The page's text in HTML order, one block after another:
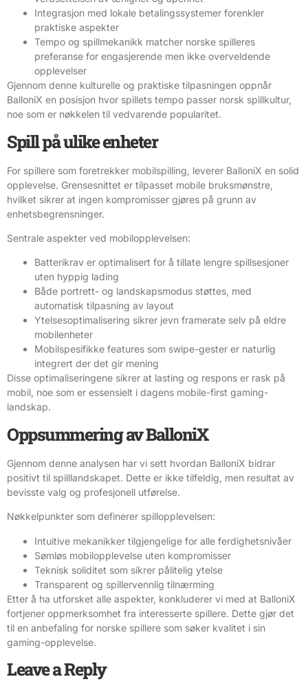
Integrasjon med lokale betalingssystemer forenkler
praktiske aspekter
Tempo og spillmekanikk matcher norske spilleres
preferanse for engasjerende men ikke overveldende
opplevelser
Gjennom denne kulturelle og praktiske tilpasningen oppnår
BalloniX en posisjon hvor spillets tempo passer norsk spillkultur,
noe som er nøkkelen til vedvarende popularitet.
Spill på ulike enheter
For spillere som foretrekker mobilspilling, leverer BalloniX en solid
opplevelse. Grensesnittet er tilpasset mobile bruksmønstre,
hvilket sikrer at ingen kompromisser gjøres på grunn av
enhetsbegrensninger.
Sentrale aspekter ved mobilopplevelsen:
Batterikrav er optimalisert for å tillate lengre spillsesjoner
uten hyppig lading
Både portrett- og landskapsmodus støttes, med
automatisk tilpasning av layout
Ytelsesoptimalisering sikrer jevn framerate selv på eldre
mobilenheter
Mobilspesifikke features som swipe-gester er naturlig
integrert der det gir mening
Disse optimaliseringene sikrer at lasting og respons er rask på
mobil, noe som er essensielt i dagens mobile-first gaming-
landskap.
Oppsummering av BalloniX
Gjennom denne analysen har vi sett hvordan BalloniX bidrar
positivt til spilllandskapet. Dette er ikke tilfeldig, men resultat av
bevisste valg og profesjonell utførelse.
Nøkkelpunkter som definerer spillopplevelsen:
Intuitive mekanikker tilgjengelige for alle ferdighetsnivåer
Sømløs mobilopplevelse uten kompromisser
Teknisk soliditet som sikrer pålitelig ytelse
Transparent og spillervennlig tilnærming
Etter å ha utforsket alle aspekter, konkluderer vi med at BalloniX
fortjener oppmerksomhet fra interesserte spillere. Dette gjør det
til en anbefaling for norske spillere som søker kvalitet i sin
gaming-opplevelse.
Leave a Reply